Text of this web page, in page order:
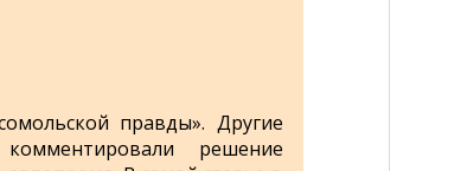
правды». Другие
решение